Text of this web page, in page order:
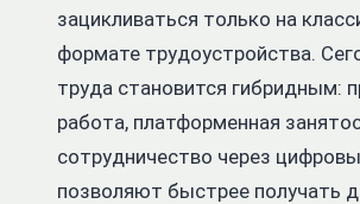
зацикливаться только на
формате трудоустройства.
труда становится гибридным:
работа, платформенная
сотрудничество через
позволяют быстрее получать